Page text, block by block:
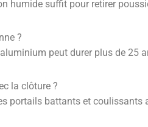
humide suffit pour retirer
?
peut durer plus de 25
la clôture ?
portails battants et